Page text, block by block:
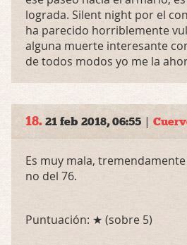
lograda. Silent night por el
ha parecido horriblemente
alguna muerte interesante
de todos modos yo me la
18. 21 feb 2018, 06:55 |
Es muy mala,
no del 76.
Puntuación: ★ (sobre 5)